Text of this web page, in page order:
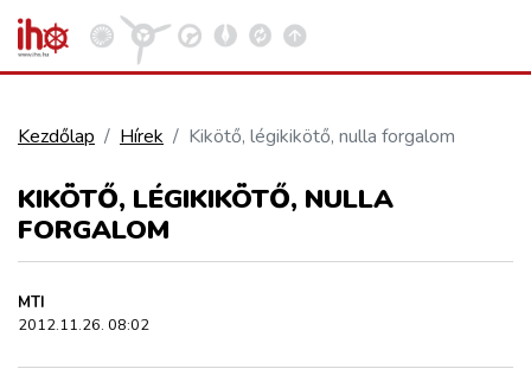
VASÚT
REPÜLÉS
Kosár megtekintése
Kezdőlap Hírek Kikötő, légikikötő, nulla forgalom
KIKÖTŐ, LÉGIKIKÖTŐ, NULLA
FORGALOM
MTI
2012.11.26. 08:02